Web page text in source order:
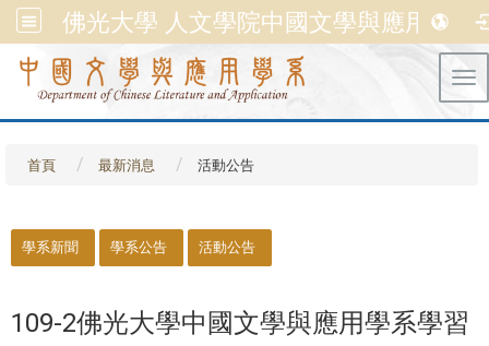
佛光大學 人文學院中國文學與應用學系
首頁 最新消息 活動公告
學系新聞 學系公告 活動公告
109-2佛光大學中國文學與應用學系學習